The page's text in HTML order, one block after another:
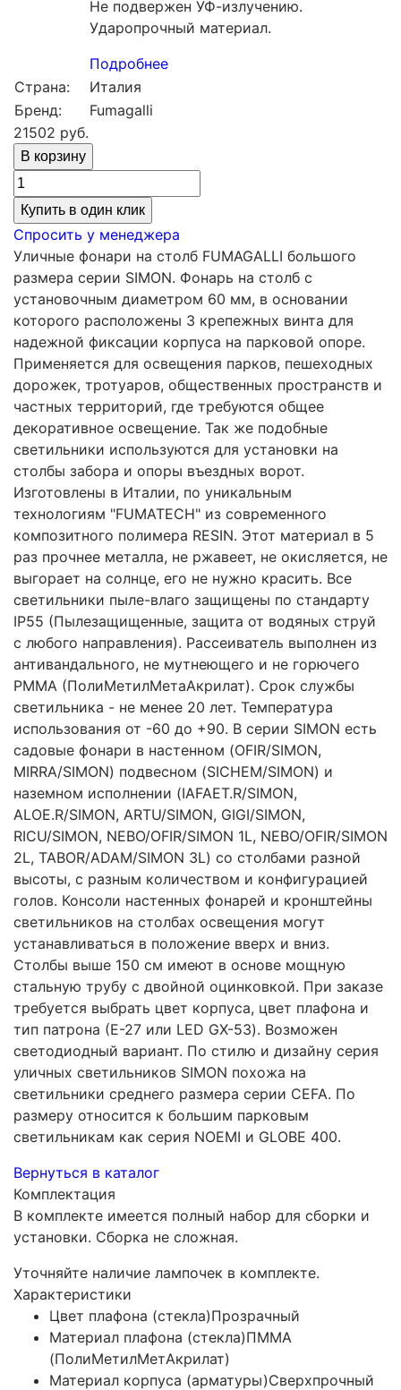
Не подвержен УФ-излучению.
Ударопрочный материал.
Подробнее
Страна:
Италия
Бренд:
Fumagalli
21502 руб.
Купить в один клик
Спросить у менеджера
Уличные фонари на столб FUMAGALLI большого
размера серии SIMON. Фонарь на столб с
установочным диаметром 60 мм, в основании
которого расположены 3 крепежных винта для
надежной фиксации корпуса на парковой опоре.
Применяется для освещения парков, пешеходных
дорожек, тротуаров, общественных пространств и
частных территорий, где требуются общее
декоративное освещение. Так же подобные
светильники используются для установки на
столбы забора и опоры въездных ворот.
Изготовлены в Италии, по уникальным
технологиям "FUMATECH" из современного
композитного полимера RESIN. Этот материал в 5
раз прочнее металла, не ржавеет, не окисляется, не
выгорает на солнце, его не нужно красить. Все
светильники пыле-влаго защищены по стандарту
IP55 (Пылезащищенные, защита от водяных струй
с любого направления). Рассеиватель выполнен из
антивандального, не мутнеющего и не горючего
PMMA (ПолиМетилМетаАкрилат). Срок службы
светильника - не менее 20 лет. Температура
использования от -60 до +90. В серии SIMON есть
садовые фонари в настенном (OFIR/SIMON,
MIRRA/SIMON) подвесном (SICHEM/SIMON) и
наземном исполнении (IAFAET.R/SIMON,
ALOE.R/SIMON, ARTU/SIMON, GIGI/SIMON,
RICU/SIMON, NEBO/OFIR/SIMON 1L, NEBO/OFIR/SIMON
2L, TABOR/ADAM/SIMON 3L) со столбами разной
высоты, с разным количеством и конфигурацией
голов. Консоли настенных фонарей и кронштейны
светильников на столбах освещения могут
устанавливаться в положение вверх и вниз.
Столбы выше 150 см имеют в основе мощную
стальную трубу с двойной оцинковкой. При заказе
требуется выбрать цвет корпуса, цвет плафона и
тип патрона (Е-27 или LED GX-53). Возможен
светодиодный вариант. По стилю и дизайну серия
уличных светильников SIMON похожа на
светильники среднего размера серии CEFA. По
размеру относится к большим парковым
светильникам как серия NOEMI и GLOBE 400.
Вернуться в каталог
Комплектация
В комплекте имеется полный набор для сборки и
установки. Сборка не сложная.
Уточняйте наличие лампочек в комплекте.
Характеристики
Цвет плафона (стекла)Прозрачный
Материал плафона (стекла)ПММА
(ПолиМетилМетАкрилат)
Материал корпуса (арматуры)Сверхпрочный